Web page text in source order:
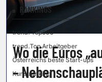
Wo die Euros
–
RANKINGS
trend. Top500
trend.Top Arbeitgeber
Österreichs beste Start-ups
Kunstranking